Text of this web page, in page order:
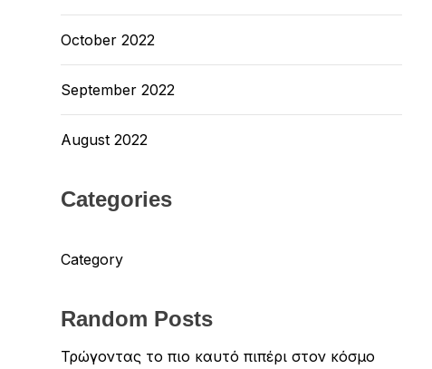
October 2022
September 2022
August 2022
Categories
Category
Random Posts
Τρώγοντας το πιο καυτό πιπέρι στον κόσμο